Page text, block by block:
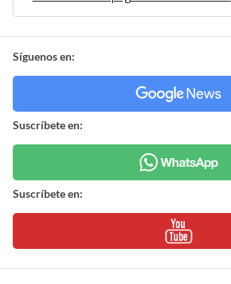
Síguenos en:
Suscríbete en:
Suscríbete en: